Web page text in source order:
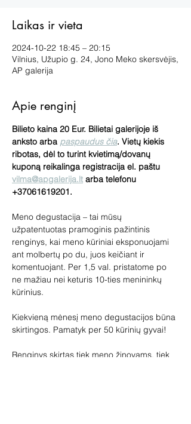
Laikas ir vieta
2024-10-22 18:45 – 20:15
Vilnius, Užupio g. 24, Jono Meko skersvėjis,
AP galerija
Apie renginį
Bilieto kaina 20 Eur. Bilietai galerijoje iš
anksto arba paspaudus čia. Vietų kiekis
ribotas, dėl to turint kvietimą/dovanų
kuponą reikalinga registracija el. paštu
vilma@apgalerija.lt arba telefonu
+37061619201.
Meno degustacija – tai mūsų
užpatentuotas pramoginis pažintinis
renginys, kai meno kūriniai eksponuojami
ant molbertų po du, juos keičiant ir
komentuojant. Per 1,5 val. pristatome po
ne mažiau nei keturis 10-ties menininkų
kūrinius.
Kiekvieną mėnesį meno degustacijos būna
skirtingos. Pamatyk per 50 kūrinių gyvai!
Renginys skirtas tiek meno žinovams, tiek